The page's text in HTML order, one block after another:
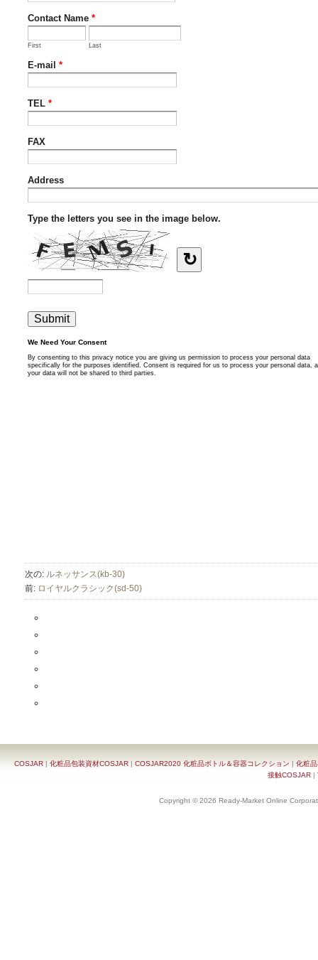
次の: ルネッサンス(kb-30)
前: ロイヤルクラシック(sd-50)
COSJAR | 化粧品包装資材COSJAR | COSJAR2020 化粧品ボトル＆容器コレクション | 化粧
接触COSJAR|
Copyright © 2026 Ready-Market Online